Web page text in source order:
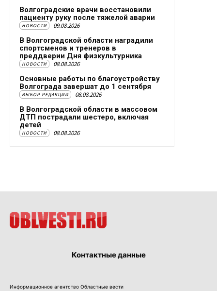
Волгоградские врачи восстановили
пациенту руку после тяжелой аварии
НОВОСТИ 09.08.2026
В Волгоградской области наградили
спортсменов и тренеров в
преддверии Дня физкультурника
НОВОСТИ 08.08.2026
Основные работы по благоустройству
Волгограда завершат до 1 сентября
ВЫБОР РЕДАКЦИИ 08.08.2026
В Волгоградской области в массовом
ДТП пострадали шестеро, включая
детей
НОВОСТИ 08.08.2026
Контактные данные
Информационное агентство Областные вести